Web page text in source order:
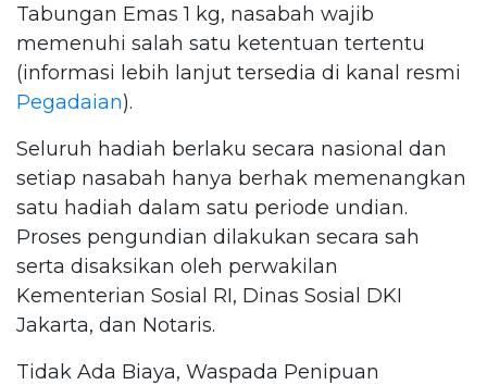
Tabungan Emas 1 kg, nasabah wajib
memenuhi salah satu ketentuan tertentu
(informasi lebih lanjut tersedia di kanal resmi
Pegadaian).
Seluruh hadiah berlaku secara nasional dan
setiap nasabah hanya berhak memenangkan
satu hadiah dalam satu periode undian.
Proses pengundian dilakukan secara sah
serta disaksikan oleh perwakilan
Kementerian Sosial RI, Dinas Sosial DKI
Jakarta, dan Notaris.
Tidak Ada Biaya, Waspada Penipuan